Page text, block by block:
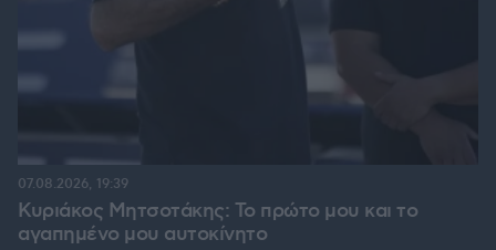
Κυριάκος Μητσοτάκης: Το πρώτο μου και το
αγαπημένο μου αυτοκίνητο
07.08.2026, 19:39